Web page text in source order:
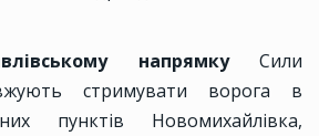
напрямкуСили
стримувати ворога в
пунктів Новомихайлівка,